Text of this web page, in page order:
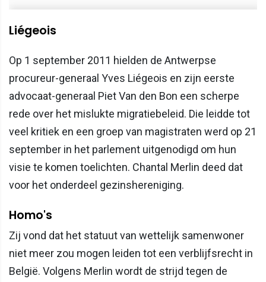
Liégeois
Op 1 september 2011 hielden de Antwerpse
procureur-generaal Yves Liégeois en zijn eerste
advocaat-generaal Piet Van den Bon een scherpe
rede over het mislukte migratiebeleid. Die leidde tot
veel kritiek en een groep van magistraten werd op 21
september in het parlement uitgenodigd om hun
visie te komen toelichten. Chantal Merlin deed dat
voor het onderdeel gezinshereniging.
Homo's
Zij vond dat het statuut van wettelijk samenwoner
niet meer zou mogen leiden tot een verblijfsrecht in
België. Volgens Merlin wordt de strijd tegen de